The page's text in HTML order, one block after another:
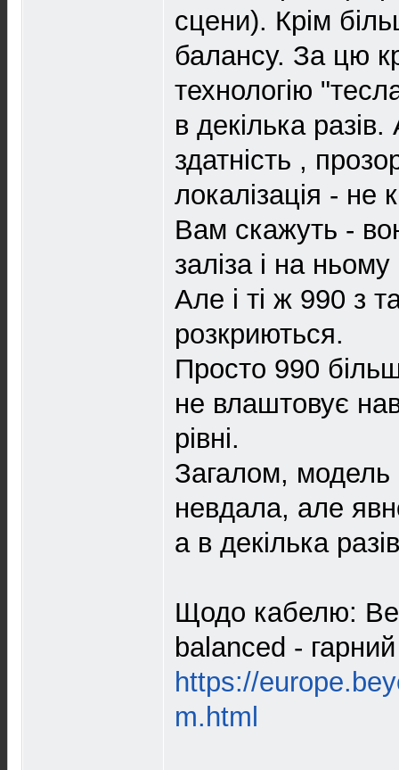
сцени). Крім
балансу. За цю
технологію
в декілька
здатнiсть ,
локалізація -
Вам скажуть -
заліза і на
Але і ті ж 990 з
розкриються.
Просто 990
не влаштовує
рівні.
Загалом,
невдала, але
а в декілька
Щодо кабелю:
balanced -
https://
m.html